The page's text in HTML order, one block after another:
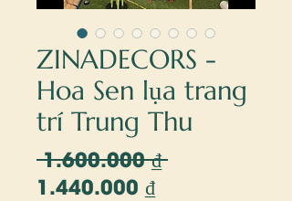
ZINADECORS -
Hoa Sen lụa trang
trí Trung Thu
1.600.000 ₫ Giá
1.440.000 ₫Giá